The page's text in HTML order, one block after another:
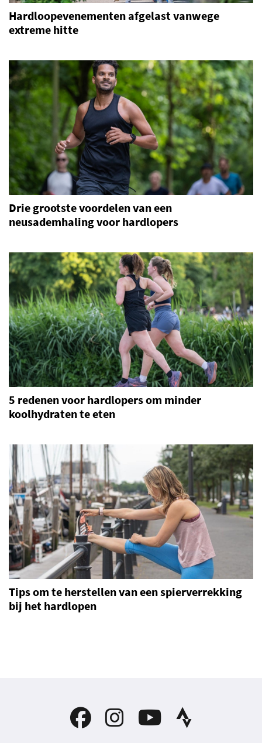
Hardloopevenementen afgelast vanwege
extreme hitte
Drie grootste voordelen van een
neusademhaling voor hardlopers
5 redenen voor hardlopers om minder
koolhydraten te eten
Tips om te herstellen van een spierverrekking
bij het hardlopen